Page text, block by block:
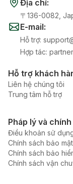
Địa chỉ:
〒136-0082,
E-mail:
Hỗ trợ:
Hợp tác:
Hỗ trợ khách
Liên hệ chúng tôi
Trung tâm hỗ trợ
Pháp lý và
Điều khoản sử
Chính sách bảo mật
Chính sách bảo
Chính sách vận